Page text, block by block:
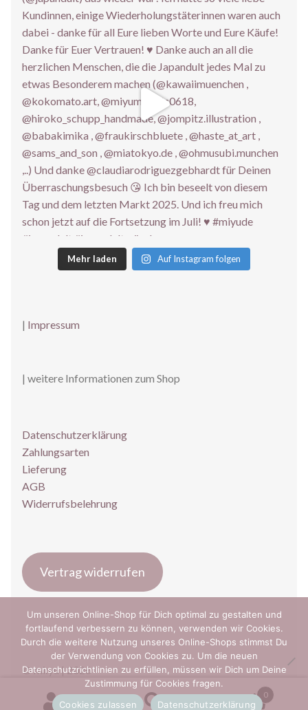
Mehr laden Auf Instagram folgen
| Impressum
| weitere Informationen zum Shop
Datenschutzerklärung
Zahlungsarten
Lieferung
AGB
Widerrufsbelehrung
Vertrag widerrufen
© mi:yu | 2026
0
Um unseren Online-Shop für Dich optimal zu gestalten und
fortlaufend verbessern zu können, verwenden wir Cookies.
Durch die weitere Nutzung unseres Online-Shops stimmst Du
der Verwendung von Cookies zu. Um die neuen
Datenschutzrichtlinien zu erfüllen, müssen wir Dich um Deine
Zustimmung für Cookies fragen.
Cookies zulassen
Datenschutzerklärung